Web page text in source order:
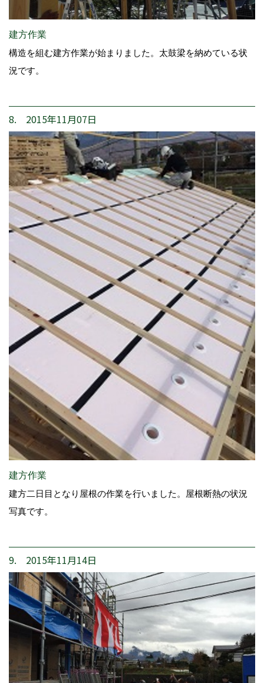
建方作業
構造を組む建方作業が始まりました。太鼓梁を納めている状
況です。
8. 2015年11月07日
建方作業
建方二日目となり屋根の作業を行いました。屋根断熱の状況
写真です。
9. 2015年11月14日